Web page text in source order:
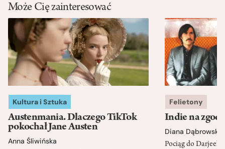
Może Cię zainteresować
Kultura i Sztuka
Austenmania. Dlaczego TikTok
pokochał Jane Austen
Anna Śliwińska
Felietony
Indie na
Diana Dąbrowska
Pociąg do